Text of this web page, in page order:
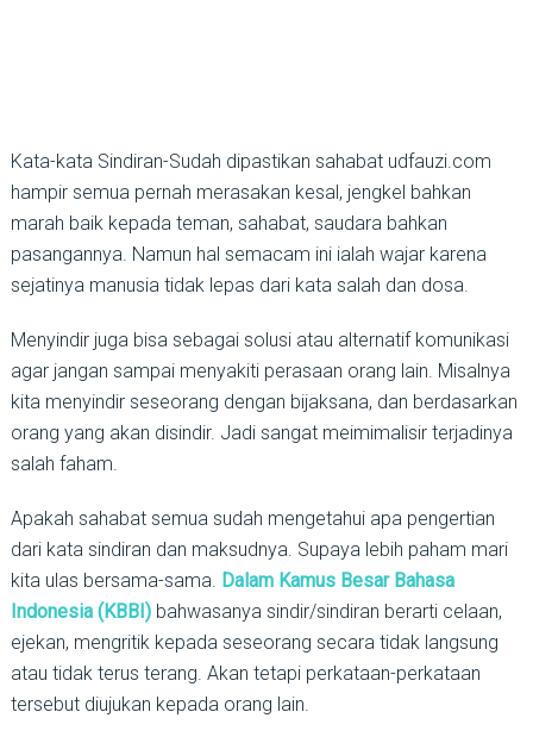
Kata-kata Sindiran-Sudah dipastikan sahabat udfauzi.com
hampir semua pernah merasakan kesal, jengkel bahkan
marah baik kepada teman, sahabat, saudara bahkan
pasangannya. Namun hal semacam ini ialah wajar karena
sejatinya manusia tidak lepas dari kata salah dan dosa.
Menyindir juga bisa sebagai solusi atau alternatif komunikasi
agar jangan sampai menyakiti perasaan orang lain. Misalnya
kita menyindir seseorang dengan bijaksana, dan berdasarkan
orang yang akan disindir. Jadi sangat meimimalisir terjadinya
salah faham.
Apakah sahabat semua sudah mengetahui apa pengertian
dari kata sindiran dan maksudnya. Supaya lebih paham mari
kita ulas bersama-sama. Dalam Kamus Besar Bahasa
Indonesia (KBBI) bahwasanya sindir/sindiran berarti celaan,
ejekan, mengritik kepada seseorang secara tidak langsung
atau tidak terus terang. Akan tetapi perkataan-perkataan
tersebut diujukan kepada orang lain.